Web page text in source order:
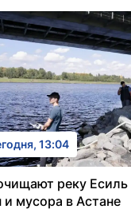
13:04
реку
и мусора в Астане